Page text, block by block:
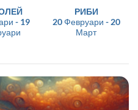
- 19
РИБИ
20 Февруари - 20
Март